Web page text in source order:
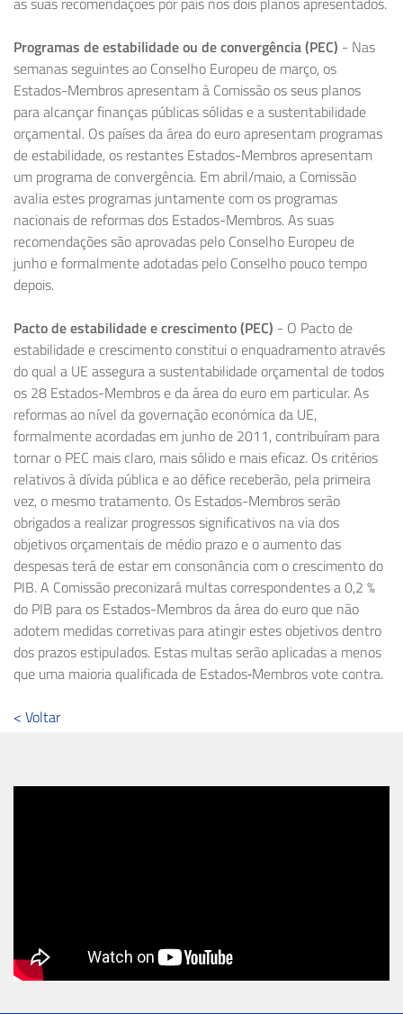
Programas de estabilidade ou de convergência (PEC) - Nas
semanas seguintes ao Conselho Europeu de março, os
Estados-Membros apresentam à Comissão os seus planos
para alcançar finanças públicas sólidas e a sustentabilidade
orçamental. Os países da área do euro apresentam programas
de estabilidade, os restantes Estados-Membros apresentam
um programa de convergência. Em abril/maio, a Comissão
avalia estes programas juntamente com os programas
nacionais de reformas dos Estados-Membros. As suas
recomendações são aprovadas pelo Conselho Europeu de
junho e formalmente adotadas pelo Conselho pouco tempo
depois.
Pacto de estabilidade e crescimento (PEC) - O Pacto de
estabilidade e crescimento constitui o enquadramento através
do qual a UE assegura a sustentabilidade orçamental de todos
os 28 Estados-Membros e da área do euro em particular. As
reformas ao nível da governação económica da UE,
formalmente acordadas em junho de 2011, contribuíram para
tornar o PEC mais claro, mais sólido e mais eficaz. Os critérios
relativos à dívida pública e ao défice receberão, pela primeira
vez, o mesmo tratamento. Os Estados-Membros serão
obrigados a realizar progressos significativos na via dos
objetivos orçamentais de médio prazo e o aumento das
despesas terá de estar em consonância com o crescimento do
PIB. A Comissão preconizará multas correspondentes a 0,2 %
do PIB para os Estados-Membros da área do euro que não
adotem medidas corretivas para atingir estes objetivos dentro
dos prazos estipulados. Estas multas serão aplicadas a menos
que uma maioria qualificada de Estados‑Membros vote contra.
< Voltar